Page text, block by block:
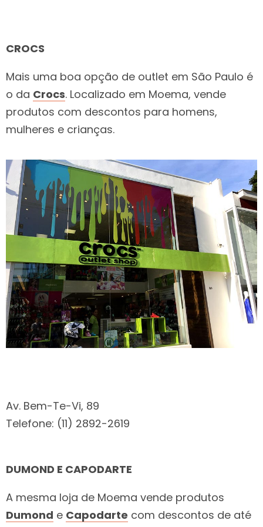
CROCS
Mais uma boa opção de outlet em São Paulo é
o da Crocs. Localizado em Moema, vende
produtos com descontos para homens,
mulheres e crianças.
Av. Bem-Te-Vi, 89
Telefone: (11) 2892-2619
DUMOND E CAPODARTE
A mesma loja de Moema vende produtos
Dumond e Capodarte com descontos de até